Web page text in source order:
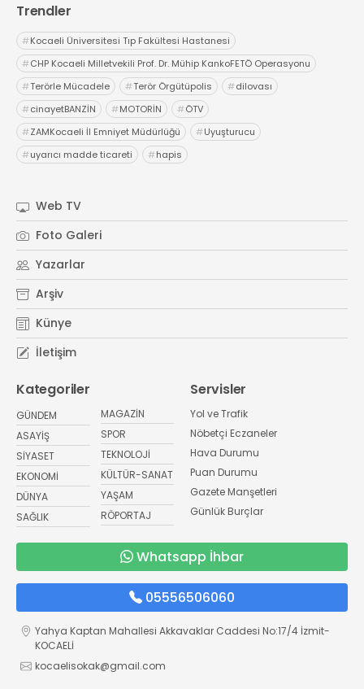
Trendler
#Kocaeli Üniversitesi Tıp Fakültesi Hastanesi
#CHP Kocaeli Milletvekili Prof. Dr. Mühip KankoFETÖ Operasyonu
#Terörle Mücadele #Terör Örgütüpolis #dilovası
#cinayetBANZİN #MOTORİN #ÖTV
#ZAMKocaeli İl Emniyet Müdürlüğü #Uyuşturucu
#uyarıcı madde ticareti #hapis
Web TV
Foto Galeri
Yazarlar
Arşiv
Künye
İletişim
Kategoriler
GÜNDEM
ASAYİŞ
SİYASET
EKONOMİ
DÜNYA
SAĞLIK
MAGAZİN
SPOR
TEKNOLOJİ
KÜLTÜR-SANAT
YAŞAM
RÖPORTAJ
Servisler
Yol ve Trafik
Nöbetçi Eczaneler
Hava Durumu
Puan Durumu
Gazete Manşetleri
Günlük Burçlar
Whatsapp İhbar
05556506060
Yahya Kaptan Mahallesi Akkavaklar Caddesi No:17/4 İzmit-
KOCAELİ
kocaelisokak@gmail.com